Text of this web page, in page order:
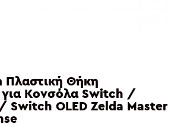
Πλαστική Θήκη
Κονσόλα Switch /
OLED Zelda Master